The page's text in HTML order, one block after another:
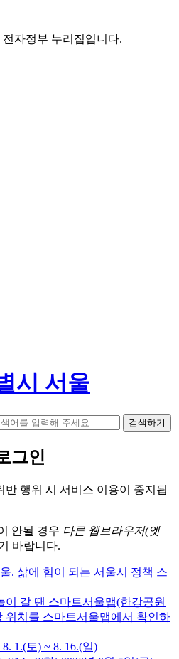
자정부 누리집입니다.
시 서울
검색하기
그인
반 행위 시 서비스 이용이 중지됩
안될 경우 다른 웹브라우저(엣
바랍니다.